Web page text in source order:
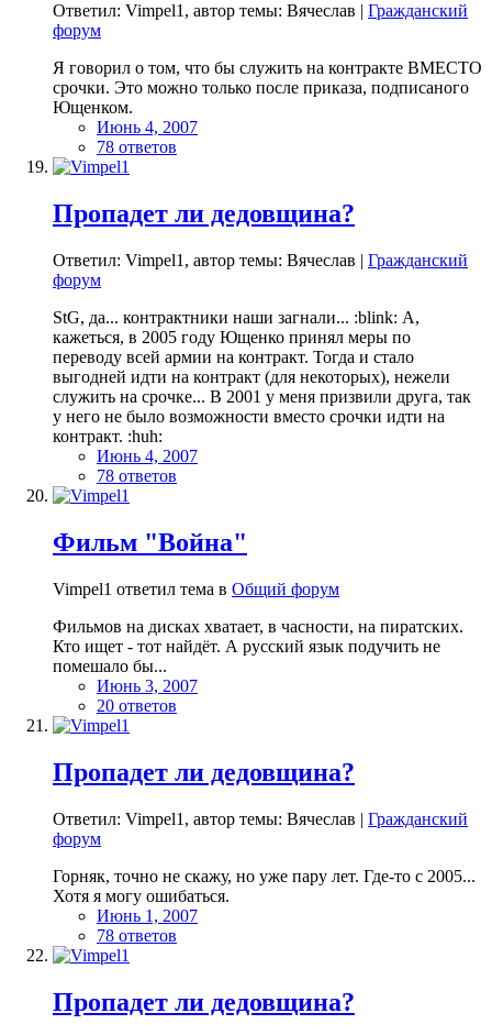
Ответил: Vimpel1, автор темы: Вячеслав | Гражданский
форум
Я говорил о том, что бы служить на контракте ВМЕСТО
срочки. Это можно только после приказа, подписаного
Ющенком.
Июнь 4, 2007
78 ответов
Пропадет ли дедовщина?
Ответил: Vimpel1, автор темы: Вячеслав | Гражданский
форум
StG, да... контрактники наши загнали... :blink: А,
кажеться, в 2005 году Ющенко принял меры по
переводу всей армии на контракт. Тогда и стало
выгодней идти на контракт (для некоторых), нежели
служить на срочке... В 2001 у меня призвили друга, так
у него не было возможности вместо срочки идти на
контракт. :huh:
Июнь 4, 2007
78 ответов
Фильм "Война"
Vimpel1 ответил тема в Общий форум
Фильмов на дисках хватает, в часности, на пиратских.
Кто ищет - тот найдёт. А русский язык подучить не
помешало бы...
Июнь 3, 2007
20 ответов
Пропадет ли дедовщина?
Ответил: Vimpel1, автор темы: Вячеслав | Гражданский
форум
Горняк, точно не скажу, но уже пару лет. Где-то с 2005...
Хотя я могу ошибаться.
Июнь 1, 2007
78 ответов
Пропадет ли дедовщина?